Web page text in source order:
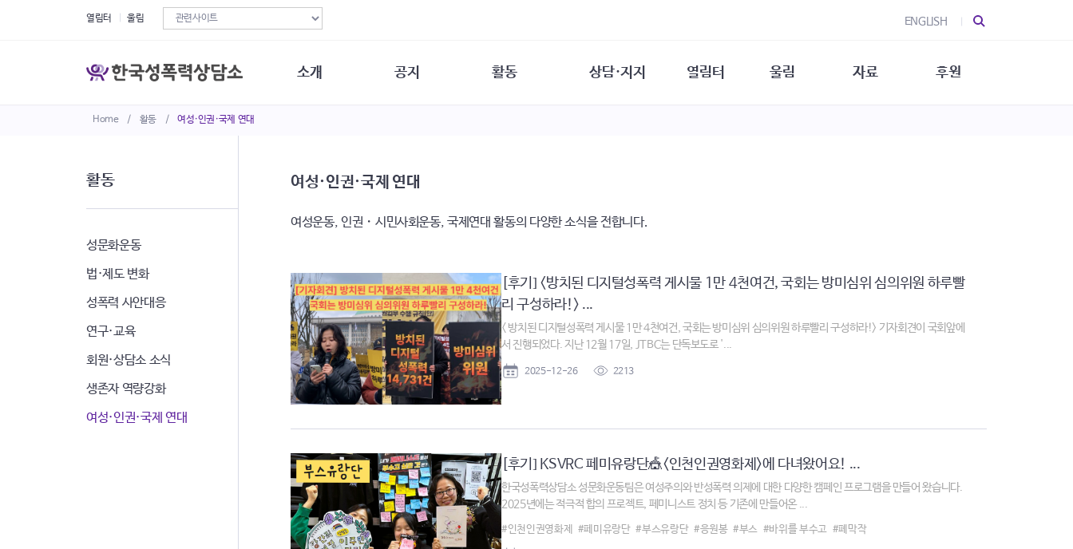
Home / 활동 / 여성·인권·국제 연대
열림터 울림 ENGLISH
소개
오시는길
정관·규정·약속
공지
교육 문의
활동
생존자 역량강화
상담·지지
함께 고민하기
열림터 울림 자료 후원
활동
성문화운동
법·제도 변화
성폭력 사안대응
연구·교육
회원·상담소 소식
생존자 역량강화
여성·인권·국제 연대
여성·인권·국제 연대
여성운동, 인권・시민사회운동, 국제연대 활동의 다양한 소식을 전합니다.
[후기] <방치된 디지털성폭력 게시물 1만 4천여건, 국회는 방미심위 심의위원 하루빨
리 구성하라!> ...
< 방치된 디지털성폭력 게시물 1만 4천여건, 국회는 방미심위 심의위원 하루빨리 구성하라!> 기자회견이 국회앞에
서 진행되었다. 지난 12월 17일, JTBC는 단독보도로 '...
2025-12-26 2213
[후기] KSVRC 페미유랑단🎪<인천인권영화제>에 다녀왔어요! ...
한국성폭력상담소 성문화운동팀은 여성주의와 반성폭력 의제에 대한 다양한 캠페인 프로그램을 만들어 왔습니다.
2025년에는 적극적 합의 프로젝트, 페미니스트 정치 등 기존에 만들어온 ...
#인천인권영화제 #페미유랑단 #부스유랑단 #응원봉 #부스 #바위를 부수고 #폐막작